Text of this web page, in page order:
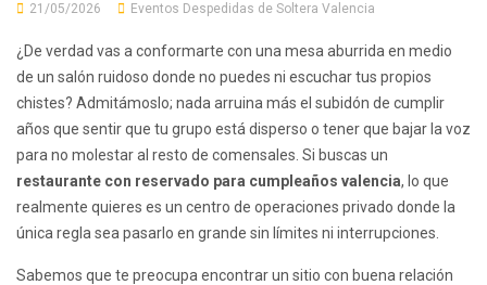
21/05/2026 Eventos Despedidas de Soltera Valencia
¿De verdad vas a conformarte con una mesa aburrida en medio
de un salón ruidoso donde no puedes ni escuchar tus propios
chistes? Admitámoslo; nada arruina más el subidón de cumplir
años que sentir que tu grupo está disperso o tener que bajar la voz
para no molestar al resto de comensales. Si buscas un
restaurante con reservado para cumpleaños valencia, lo que
realmente quieres es un centro de operaciones privado donde la
única regla sea pasarlo en grande sin límites ni interrupciones.
Sabemos que te preocupa encontrar un sitio con buena relación